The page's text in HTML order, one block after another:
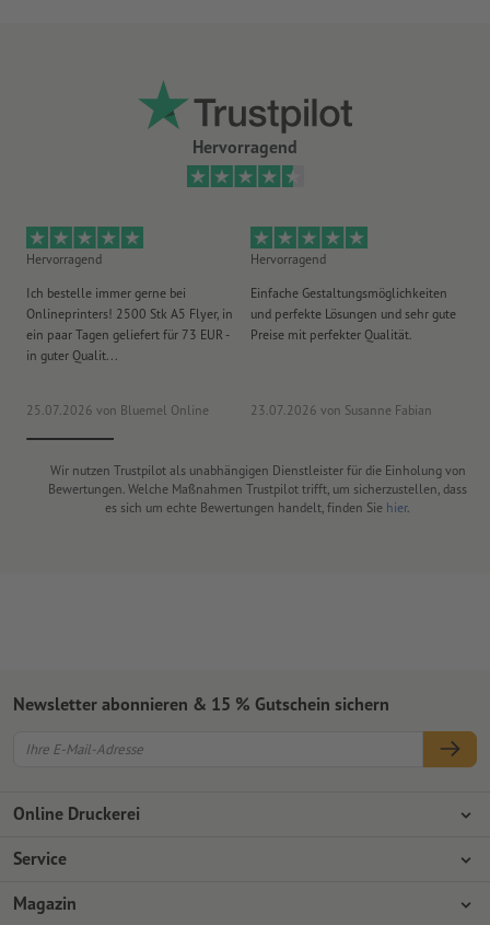
Hervorragend
Hervorragend
Ich bestelle immer gerne bei
Onlineprinters! 2500 Stk A5 Flyer, in
ein paar Tagen geliefert für 73 EUR -
in guter Qualit...
25.07.2026 von Bluemel Online
Hervorragend
Einfache Gestaltungsmöglichkeiten
und perfekte Lösungen und sehr gute
Preise mit perfekter Qualität.
23.07.2026 von Susanne Fabian
Wir nutzen Trustpilot als unabhängigen Dienstleister für die Einholung von
Bewertungen. Welche Maßnahmen Trustpilot trifft, um sicherzustellen, dass
es sich um echte Bewertungen handelt, finden Sie hier.
Online Druckerei
Über Onlineprinters
Presse
Service
Zahlungsarten
Magazin
Newsletter abonnieren & 15 % Gutschein sichern